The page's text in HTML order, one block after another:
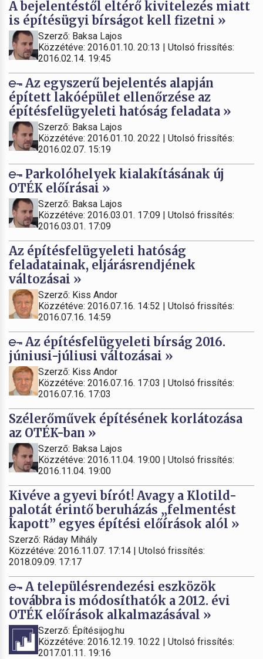
A bejelentéstől eltérő kivitelezés miatt
is építésügyi bírságot kell fizetni »
Szerző: Baksa Lajos
Közzétéve: 2016.01.10. 20:13 | Utolsó frissítés:
2016.02.14. 19:45
Az egyszerű bejelentés alapján
épített lakóépület ellenőrzése az
építésfelügyeleti hatóság feladata »
Szerző: Baksa Lajos
Közzétéve: 2016.01.10. 20:22 | Utolsó frissítés:
2016.02.07. 15:19
Parkolóhelyek kialakításának új
OTÉK előírásai »
Szerző: Baksa Lajos
Közzétéve: 2016.03.01. 17:09 | Utolsó frissítés:
2016.03.01. 17:09
Az építésfelügyeleti hatóság
feladatainak, eljárásrendjének
változásai »
Szerző: Kiss Andor
Közzétéve: 2016.07.16. 14:52 | Utolsó frissítés:
2016.07.16. 14:59
Az építésfelügyeleti bírság 2016.
júniusi-júliusi változásai »
Szerző: Kiss Andor
Közzétéve: 2016.07.16. 17:03 | Utolsó frissítés:
2016.07.16. 17:03
Szélerőművek építésének korlátozása
az OTÉK-ban »
Szerző: Baksa Lajos
Közzétéve: 2016.11.04. 19:00 | Utolsó frissítés:
2016.11.04. 19:00
Kivéve a gyevi bírót! Avagy a Klotild-
palotát érintő beruházás „felmentést
kapott” egyes építési előírások alól »
Szerző: Ráday Mihály
Közzétéve: 2016.11.07. 17:14 | Utolsó frissítés:
2018.09.09. 17:17
A településrendezési eszközök
továbbra is módosíthatók a 2012. évi
OTÉK előírások alkalmazásával »
Szerző: Építésijog.hu
Közzétéve: 2016.12.19. 10:22 | Utolsó frissítés:
2017.01.11. 19:16